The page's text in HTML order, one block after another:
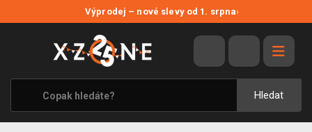
Výprodej – nové slevy od 1. srpna›
Hledat
VÝPRODEJ
VIDEOHRY
XZONE ORIGINALS
TÉMATIKY